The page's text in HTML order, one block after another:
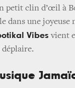
petit clin d’œil à
dans une joyeuse
Vibes vient
déplaire.